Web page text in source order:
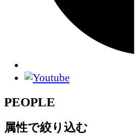
PEOPLE
属性で絞り込む